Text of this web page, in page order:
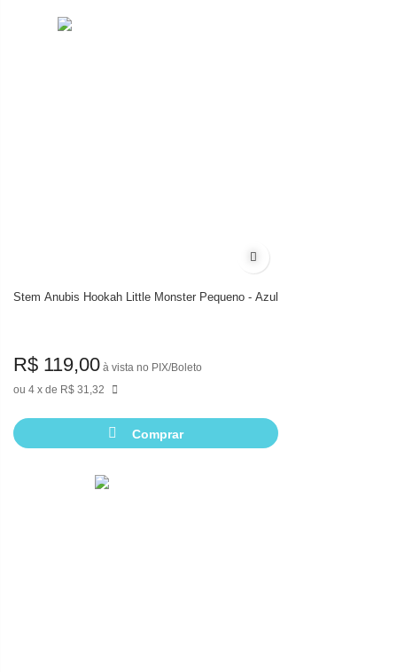
Adicionar à lista de
Stem Anubis Hookah Little Monster Pequeno - Azul
4 de R$ 31,32
R$ 119,00 à vista no PIX/Boleto
Comprar